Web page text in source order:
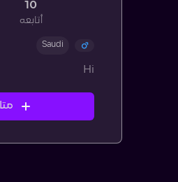
10
أتابعه
Saudi
Hi